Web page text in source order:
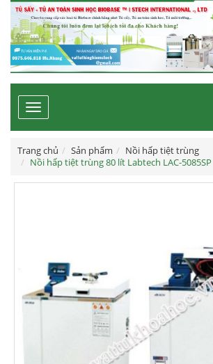
Toggle
navigation
Trang chủ Sản phẩm
Nồi hấp tiệt trùng
Nồi hấp tiệt trùng 80 lít Labtech LAC-5085SP